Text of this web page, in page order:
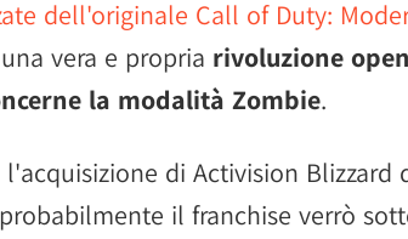
dell'originale Call of Duty:
vera e propria rivoluzione
la modalità Zombie.
l'acquisizione di Activision Blizzard
il franchise verrò